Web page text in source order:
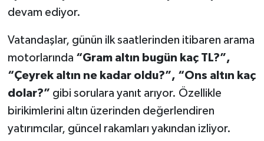
devam ediyor.
Vatandaşlar, günün ilk saatlerinden itibaren arama
motorlarında “Gram altın bugün kaç TL?”,
“Çeyrek altın ne kadar oldu?”, “Ons altın kaç
dolar?” gibi sorulara yanıt arıyor. Özellikle
birikimlerini altın üzerinden değerlendiren
yatırımcılar, güncel rakamları yakından izliyor.